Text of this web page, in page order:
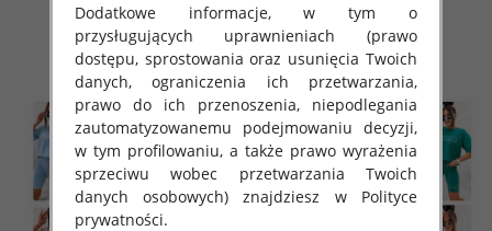
szczegóły szczegóły
Dodatkowe informacje, w tym o
przysługujących uprawnieniach (prawo
dostępu, sprostowania oraz usunięcia Twoich
danych, ograniczenia ich przetwarzania,
prawo do ich przenoszenia, niepodlegania
zautomatyzowanemu podejmowaniu decyzji,
w tym profilowaniu, a także prawo wyrażenia
sprzeciwu wobec przetwarzania Twoich
danych osobowych) znajdziesz w Polityce
prywatności.